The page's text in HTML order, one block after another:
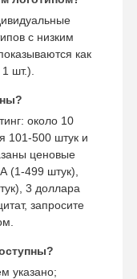
с низким
как
шт.).
около 10
101-500 штук и
ценовые
(1-499 штук),
3 доллара
запросите
указано;